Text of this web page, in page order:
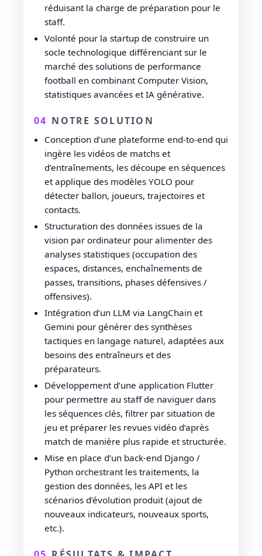
réduisant la charge de préparation pour le
staff.
Volonté pour la startup de construire un
socle technologique différenciant sur le
marché des solutions de performance
football en combinant Computer Vision,
statistiques avancées et IA générative.
04 NOTRE SOLUTION
Conception d’une plateforme end-to-end qui
ingère les vidéos de matchs et
d’entraînements, les découpe en séquences
et applique des modèles YOLO pour
détecter ballon, joueurs, trajectoires et
contacts.
Structuration des données issues de la
vision par ordinateur pour alimenter des
analyses statistiques (occupation des
espaces, distances, enchaînements de
passes, transitions, phases défensives /
offensives).
Intégration d’un LLM via LangChain et
Gemini pour générer des synthèses
tactiques en langage naturel, adaptées aux
besoins des entraîneurs et des
préparateurs.
Développement d’une application Flutter
pour permettre au staff de naviguer dans
les séquences clés, filtrer par situation de
jeu et préparer les revues vidéo d’après
match de manière plus rapide et structurée.
Mise en place d’un back-end Django /
Python orchestrant les traitements, la
gestion des données, les API et les
scénarios d’évolution produit (ajout de
nouveaux indicateurs, nouveaux sports,
etc.).